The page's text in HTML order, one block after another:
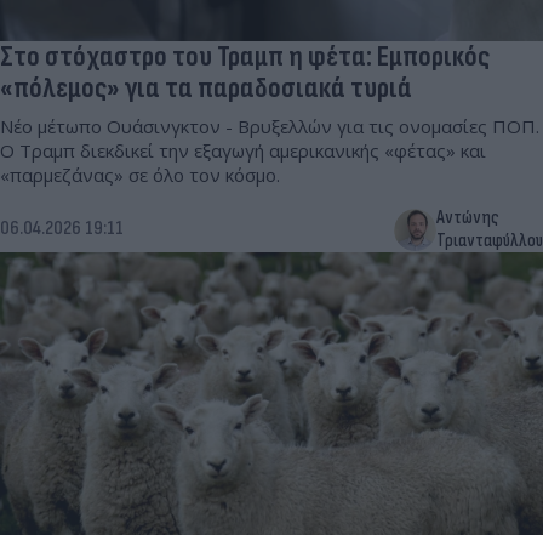
Στο στόχαστρο του Τραμπ η φέτα: Εμπορικός
«πόλεμος» για τα παραδοσιακά τυριά
Νέο μέτωπο Ουάσινγκτον - Βρυξελλών για τις ονομασίες ΠΟΠ.
Ο Τραμπ διεκδικεί την εξαγωγή αμερικανικής «φέτας» και
«παρμεζάνας» σε όλο τον κόσμο.
06.04.2026 19:11
Αντώνης
Τριανταφύλλου